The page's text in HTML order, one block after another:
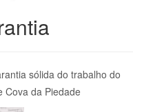
sólida do trabalho do
Cova da Piedade